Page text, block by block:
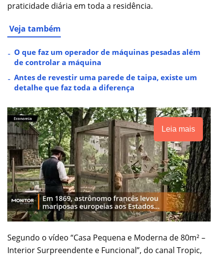
praticidade diária em toda a residência.
Veja também
O que faz um operador de máquinas pesadas além
de controlar a máquina
Antes de revestir uma parede de taipa, existe um
detalhe que faz toda a diferença
Leia mais
Segundo o vídeo “Casa Pequena e Moderna de 80m² –
Interior Surpreendente e Funcional”, do canal Tropic,